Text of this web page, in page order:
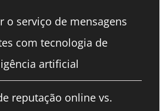
o serviço de mensagens
com tecnologia de
artificial
reputação online vs.